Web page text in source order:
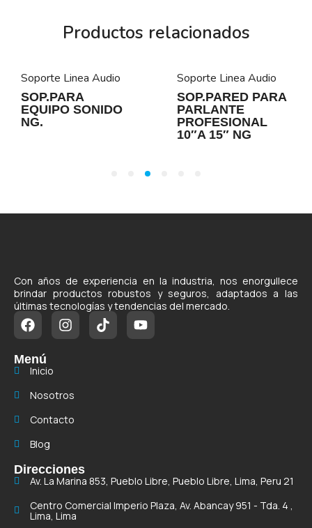
Productos relacionados
Soporte Linea Audio
SOP.PARA
EQUIPO SONIDO
NG.
Soporte Linea Audio
SOP.PARED PARA
PARLANTE
PROFESIONAL
10″A 15″ NG
5
Con años de experiencia en la industria, nos enorgullece
brindar productos robustos y seguros, adaptados a las
últimas tecnologías y tendencias del mercado.
Menú
Inicio
Nosotros
Contacto
Blog
Direcciones
Av. La Marina 853, Pueblo Libre, Pueblo Libre, Lima, Peru 21
Centro Comercial Imperio Plaza, Av. Abancay 951 - Tda. 4 ,
Lima, Lima